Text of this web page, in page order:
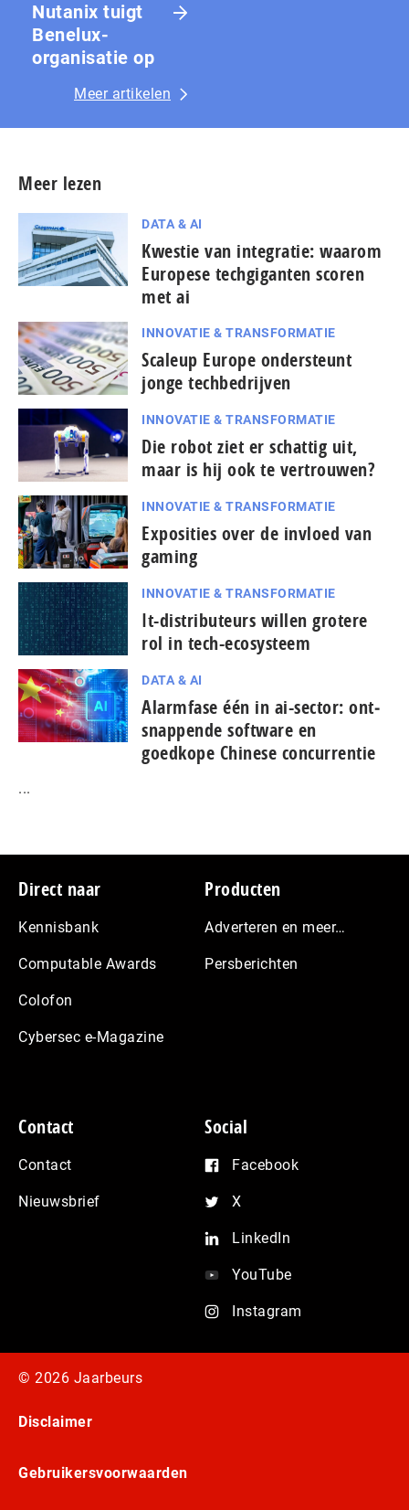
Nutanix tuigt
Benelux-
organisatie op
Meer artikelen
Meer lezen
DATA & AI
Kwestie van integratie: waarom
Europese techgiganten scoren
met ai
INNOVATIE & TRANSFORMATIE
Scaleup Europe ondersteunt
jonge techbedrijven
INNOVATIE & TRANSFORMATIE
Die robot ziet er schattig uit,
maar is hij ook te vertrouwen?
INNOVATIE & TRANSFORMATIE
Exposities over de invloed van
gaming
INNOVATIE & TRANSFORMATIE
It-dis­tri­bu­teurs willen grotere
rol in tech-ecosysteem
DATA & AI
Alarmfase één in ai-sector: ont­
snap­pen­de software en
goedkope Chinese con­cur­ren­tie
...
Footer
Direct naar
Kennisbank
Computable Awards
Colofon
Cybersec e-Magazine
Producten
Adverteren en meer…
Persberichten
Contact
Contact
Nieuwsbrief
Social
Facebook
X
LinkedIn
YouTube
Instagram
© 2026 Jaarbeurs
Disclaimer
Gebruikersvoorwaarden